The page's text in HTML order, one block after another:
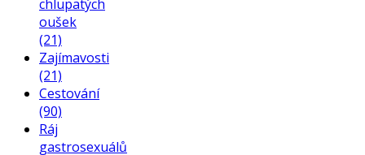
chlupatých
oušek
(21)
Zajímavosti
(21)
Cestování
(90)
Ráj
gastrosexuálů